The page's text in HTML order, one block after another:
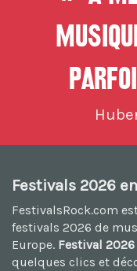
Festivals 2026
FestivalsRock.com
festivals 2026 de
Europe. Festival
quelques clics et